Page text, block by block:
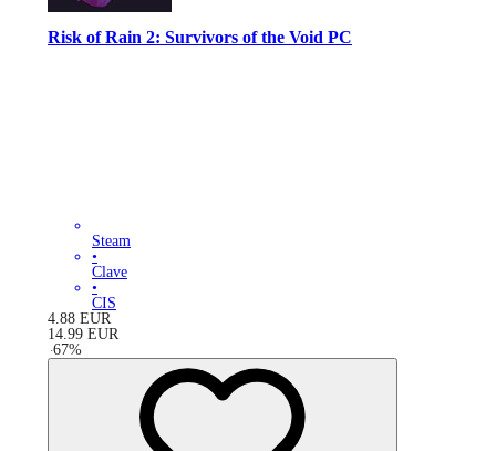
Risk of Rain 2: Survivors of the Void PC
Steam
•
Clave
•
CIS
4.88 EUR
14.99 EUR
-67%